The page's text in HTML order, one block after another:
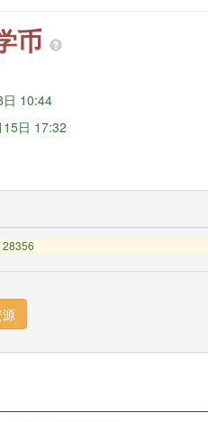
币
10:44
日 17:32
28356